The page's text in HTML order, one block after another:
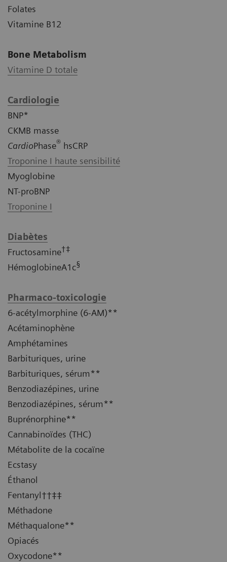
Folates
Vitamine B12
Bone Metabolism
Vitamine D totale
Cardiologie
BNP*
CKMB masse
CardioPhase® hsCRP
Troponine I haute sensibilité
Myoglobine
NT-proBNP
Troponine I
Diabètes
Fructosamine†‡
HémoglobineA1c§
Pharmaco-toxicologie
6-acétylmorphine (6-AM)**
Acétaminophène
Amphétamines
Barbituriques, urine
Barbituriques, sérum**
Benzodiazépines, urine
Benzodiazépines, sérum**
Buprénorphine**
Cannabinoïdes (THC)
Métabolite de la cocaïne
Ecstasy
Éthanol
Fentanyl††‡‡
Méthadone
Méthaqualone**
Opiacés
Oxycodone**